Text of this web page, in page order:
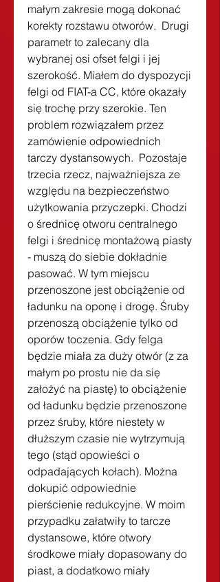
małym zakresie mogą dokonać
korekty rozstawu otworów.  Drugi
parametr to zalecany dla
wybranej osi ofset felgi i jej
szerokość. Miałem do dyspozycji
felgi od FIAT-a CC, które okazały
się trochę przy szerokie. Ten
problem rozwiązałem przez
zamówienie odpowiednich
tarczy dystansowych.  Pozostaje
trzecia rzecz, najważniejsza ze
względu na bezpieczeństwo
użytkowania przyczepki. Chodzi
o średnicę otworu centralnego
felgi i średnicę montażową piasty
- muszą do siebie dokładnie
pasować. W tym miejscu
przenoszone jest obciążenie od
ładunku na oponę i drogę. Śruby
przenoszą obciążenie tylko od
oporów toczenia. Gdy felga
będzie miała za duży otwór (z za
małym po prostu nie da się
założyć na piastę) to obciążenie
od ładunku będzie przenoszone
przez śruby, które niestety w
dłuższym czasie nie wytrzymują
tego (stąd opowieści o
odpadających kołach). Można
dokupić odpowiednie
pierścienie redukcyjne. W moim
przypadku załatwiły to tarcze
dystansowe, które otwory
środkowe miały dopasowany do
piast, a dodatkowo miały